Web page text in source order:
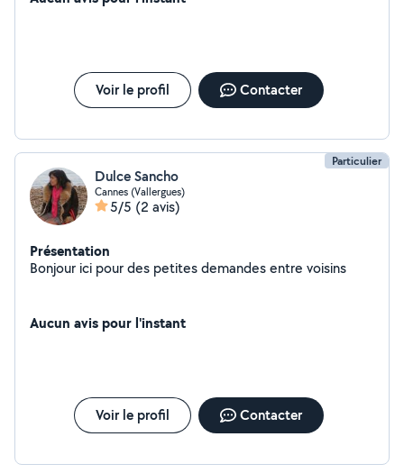
Voir le profil Contacter
Particulier
Dulce Sancho
Cannes (Vallergues)
5/5 (2 avis)
Présentation
Bonjour ici pour des petites demandes entre voisins
Aucun avis pour l'instant
Voir le profil Contacter